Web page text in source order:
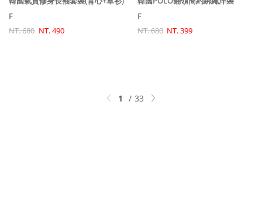
F
NT. 680 NT. 490
F
NT. 680 NT. 399
1 33